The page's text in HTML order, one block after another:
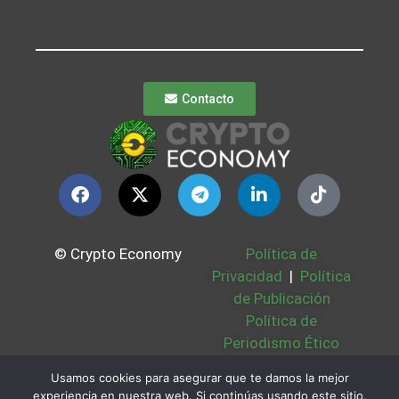
Contacto
© Crypto Economy
Política de
Privacidad | Política
de Publicación
Política de
Periodismo Ético
Bases Legales |
Usamos cookies para asegurar que te damos la mejor
experiencia en nuestra web. Si continúas usando este sitio,